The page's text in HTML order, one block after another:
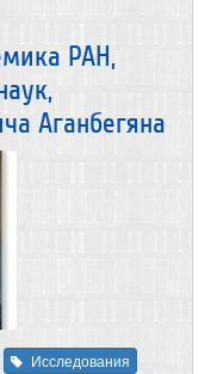
РАН,
Аганбегяна
Исследования